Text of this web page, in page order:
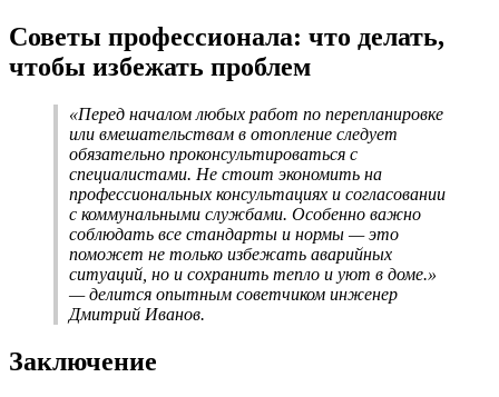
Советы профессионала: что делать,
чтобы избежать проблем
«Перед началом любых работ по перепланировке
или вмешательствам в отопление следует
обязательно проконсультироваться с
специалистами. Не стоит экономить на
профессиональных консультациях и согласовании
с коммунальными службами. Особенно важно
соблюдать все стандарты и нормы — это
поможет не только избежать аварийных
ситуаций, но и сохранить тепло и уют в доме.»
— делится опытным советчиком инженер
Дмитрий Иванов.
Заключение